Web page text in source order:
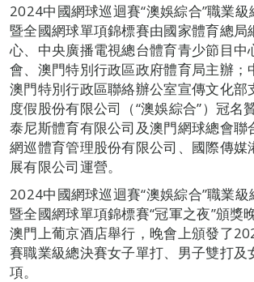
2024中國網球巡迴賽“澳娛綜合”職業級
暨全國網球單項錦標賽由國家體育總局
心、中央廣播電視總台體育青少節目中
會、澳門特別行政區政府體育局主辦；
澳門特別行政區聯絡辦公室宣傳文化部
度假股份有限公司（“澳娛綜合”）冠名
泰尼斯體育有限公司及澳門網球總會聯
網巡體育管理股份有限公司、國際傳媒
展有限公司運營。
2024中國網球巡迴賽“澳娛綜合”職業級
暨全國網球單項錦標賽“冠軍之夜”頒獎
澳門上葡京酒店舉行，晚會上頒發了
賽職業級總決賽女子單打、男子雙打及
項。